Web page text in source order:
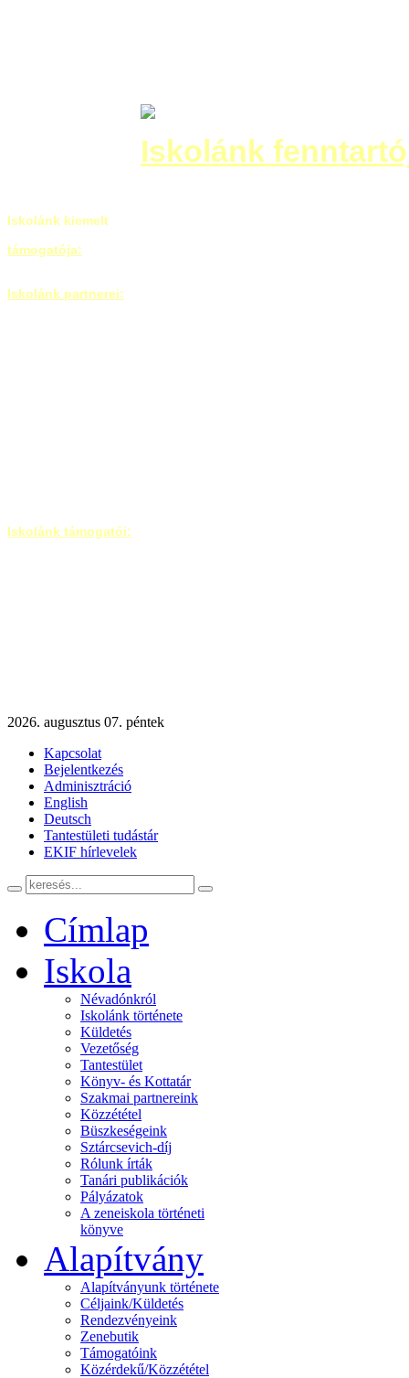
Iskolánk
Iskolánk kiemelt
támogatója:
Iskolánk partnerei:
Iskolánk támogatói:
2026. augusztus 07. péntek
Kapcsolat
Bejelentkezés
Adminisztráció
English
Deutsch
Tantestületi tudástár
EKIF hírlevelek
Címlap
Iskola
Névadónkról
Iskolánk története
Küldetés
Vezetőség
Tantestület
Könyv- és Kottatár
Szakmai partnereink
Közzététel
Büszkeségeink
Sztárcsevich-díj
Rólunk írták
Tanári publikációk
Pályázatok
A zeneiskola történeti
könyve
Alapítvány
Alapítványunk története
Céljaink/Küldetés
Rendezvényeink
Zenebutik
Támogatóink
Közérdekű/Közzététel